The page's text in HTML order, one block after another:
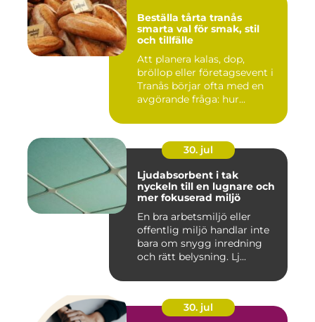
Beställa tårta tranås
smarta val för smak, stil
och tillfälle
Att planera kalas, dop,
bröllop eller företagsevent i
Tranås börjar ofta med en
avgörande fråga: hur...
30. jul
Ljudabsorbent i tak
nyckeln till en lugnare och
mer fokuserad miljö
En bra arbetsmiljö eller
offentlig miljö handlar inte
bara om snygg inredning
och rätt belysning. Lj...
30. jul